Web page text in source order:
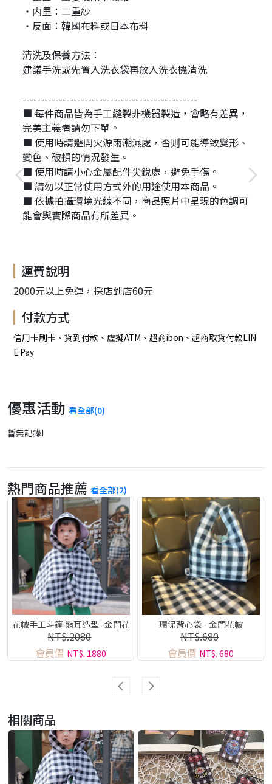
・内里：二重紗
・反面：韓國布料或日本布料
清洗及保養方法：
建議手洗或先置入洗衣袋再放入洗衣機清洗
------------------------------------------------
■ 每件商品皆為手工縫製非機器製造，會略有差異，
完美主義者請勿下單。
■ 使用時請避開火源雨潮濕處，否则可能導致變形、
變色、破損的情況發生。
■ 使用時請小心金屬配件尖銳處，避免手傷。
■ 請勿以正常使用方式外的用途使用本商品。
■ 依據拍攝環境光線不同，商品照片中呈現的色調可
能會與實際商品有所差異。
運費說明
2000元以上免運，採店到店60元
付款方式
信用卡刷卡、貨到付款、虛擬ATM、超商ibon、超商取貨付款LIN
E Pay
優惠活動看全部(0)
暫無記錄!
熱門商品推薦看全部(2)
花帔手工斗篷 熊耳造型 -金門花
帔系列
NT$.2080
會員價 NT$. 1880
環保背心袋 - 金門花帔
NT$.680
會員價 NT$. 680
相關商品